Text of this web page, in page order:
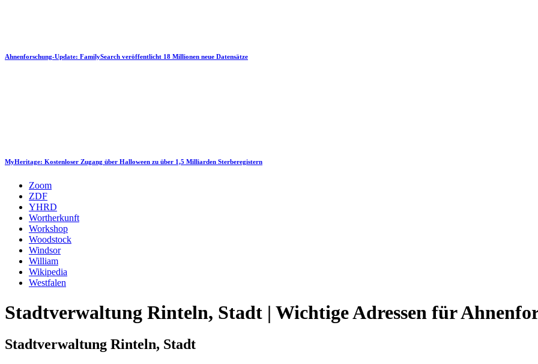
Ahnenforschung-Update: FamilySearch veröffentlicht 18 Millionen neue Datensätze
MyHeritage: Kostenloser Zugang über Halloween zu über 1,5 Milliarden Sterberegistern
Zoom
ZDF
YHRD
Wortherkunft
Workshop
Woodstock
Windsor
William
Wikipedia
Westfalen
Stadtverwaltung Rinteln, Stadt | Wichtige Adressen für
Stadtverwaltung Rinteln, Stadt